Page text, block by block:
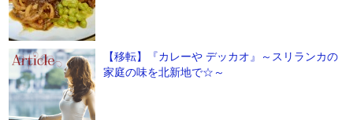
【移転】『カレーや デッカオ』～スリランカの
家庭の味を北新地で☆～